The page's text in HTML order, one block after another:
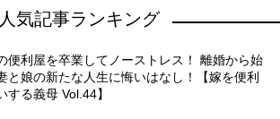
人気記事ランキング
便利屋を卒業してノーストレス！ 離婚から始
と娘の新たな人生に悔いはなし！【嫁を便利
する義母 Vol.44】